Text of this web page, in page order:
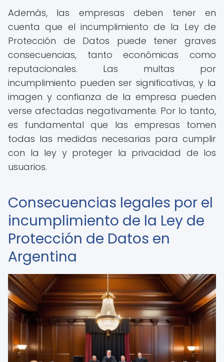
Además, las empresas deben tener en
cuenta que el incumplimiento de la Ley de
Protección de Datos puede tener graves
consecuencias, tanto económicas como
reputacionales. Las multas por
incumplimiento pueden ser significativas, y la
imagen y confianza de la empresa pueden
verse afectadas negativamente. Por lo tanto,
es fundamental que las empresas tomen
todas las medidas necesarias para cumplir
con la ley y proteger la privacidad de los
usuarios.
Consecuencias legales por el
incumplimiento de la Ley de
Protección de Datos en
Argentina